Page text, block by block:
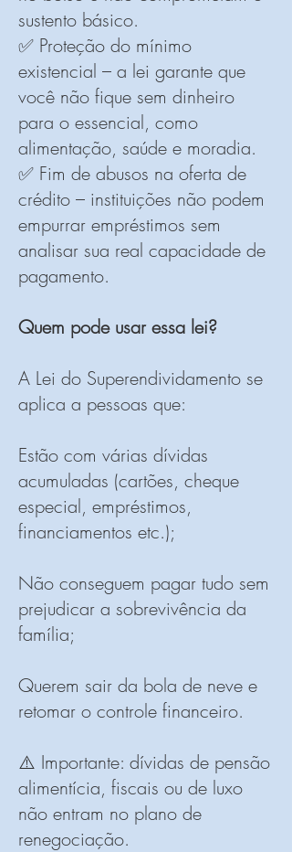
sustento básico.
✅ Proteção do mínimo
existencial – a lei garante que
você não fique sem dinheiro
para o essencial, como
alimentação, saúde e moradia.
✅ Fim de abusos na oferta de
crédito – instituições não podem
empurrar empréstimos sem
analisar sua real capacidade de
pagamento.
Quem pode usar essa lei?
A Lei do Superendividamento se
aplica a pessoas que:
Estão com várias dívidas
acumuladas (cartões, cheque
especial, empréstimos,
financiamentos etc.);
Não conseguem pagar tudo sem
prejudicar a sobrevivência da
família;
Querem sair da bola de neve e
retomar o controle financeiro.
⚠️ Importante: dívidas de pensão
alimentícia, fiscais ou de luxo
não entram no plano de
renegociação.